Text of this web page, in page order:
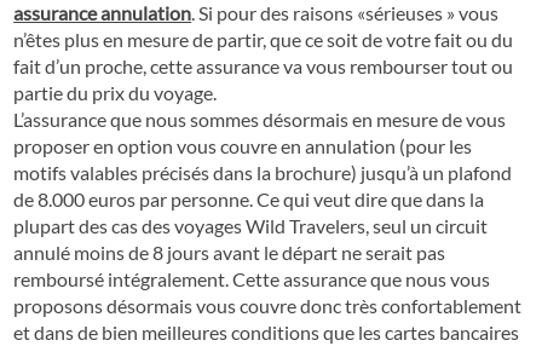
assurance annulation. Si pour des raisons «sérieuses » vous
n’êtes plus en mesure de partir, que ce soit de votre fait ou du
fait d’un proche, cette assurance va vous rembourser tout ou
partie du prix du voyage.
L’assurance que nous sommes désormais en mesure de vous
proposer en option vous couvre en annulation (pour les
motifs valables précisés dans la brochure) jusqu’à un plafond
de 8.000 euros par personne. Ce qui veut dire que dans la
plupart des cas des voyages Wild Travelers, seul un circuit
annulé moins de 8 jours avant le départ ne serait pas
remboursé intégralement. Cette assurance que nous vous
proposons désormais vous couvre donc très confortablement
et dans de bien meilleures conditions que les cartes bancaires